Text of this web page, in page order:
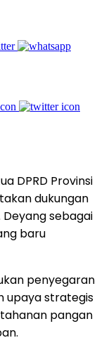
DPRD Provinsi
dukungan
sebagai
baru
penyegaran
upaya strategis
pangan